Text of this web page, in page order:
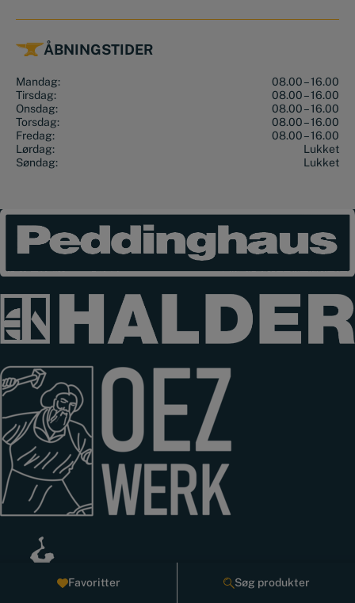
ÅBNINGSTIDER
Mandag:
08.00 – 16.00
Tirsdag:
08.00 – 16.00
Onsdag:
08.00 – 16.00
Torsdag:
08.00 – 16.00
Fredag:
08.00 – 16.00
Lørdag:
Lukket
Søndag:
Lukket
Favoritter Søg produkter